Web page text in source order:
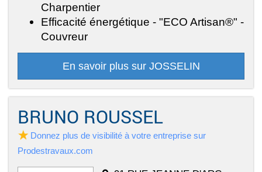
Charpentier
Efficacité énergétique - "ECO Artisan®" -
Couvreur
En savoir plus sur JOSSELIN
BRUNO ROUSSEL
Donnez plus de visibilité à votre entreprise sur
Prodestravaux.com